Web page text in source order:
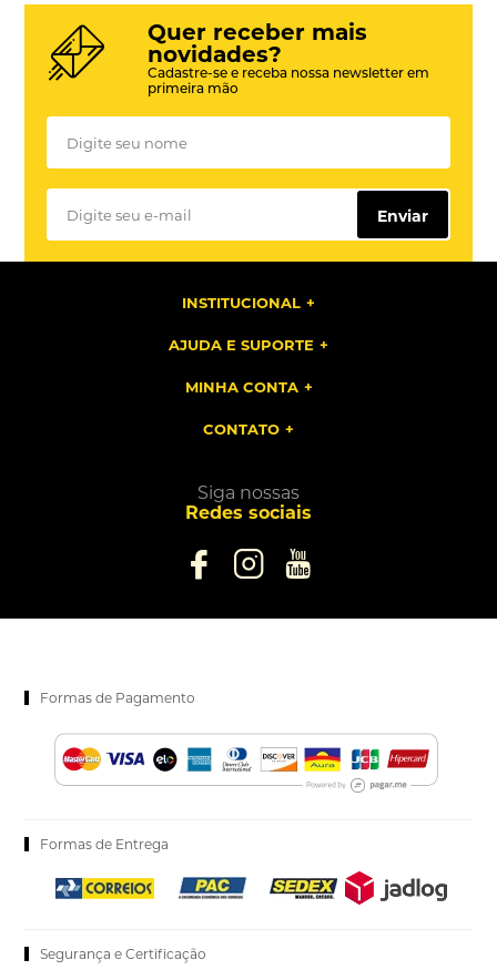
Quer receber mais
novidades?
Cadastre-se e receba nossa newsletter em
primeira mão
Enviar
INSTITUCIONAL
AJUDA E SUPORTE
MINHA CONTA
CONTATO
Siga nossas
Redes sociais
Formas de Pagamento
Formas de Entrega
Segurança e Certificação